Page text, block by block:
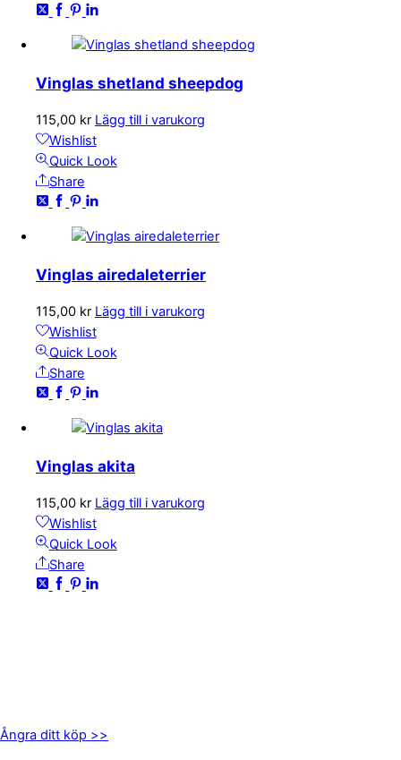
Vinglas shetland sheepdog
115,00 kr Lägg till i varukorg
Wishlist
Quick Look
Share
Vinglas airedaleterrier
115,00 kr Lägg till i varukorg
Wishlist
Quick Look
Share
Vinglas akita
115,00 kr Lägg till i varukorg
Wishlist
Quick Look
Share
Ångra ditt köp >>